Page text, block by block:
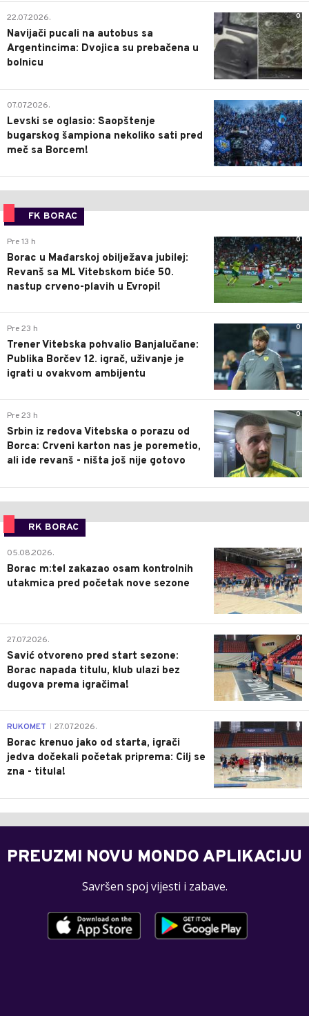
0
22.07.2026.
Navijači pucali na autobus sa
Argentincima: Dvojica su prebačena u
bolnicu
1
07.07.2026.
Levski se oglasio: Saopštenje
bugarskog šampiona nekoliko sati pred
meč sa Borcem!
FK BORAC
0
Pre 13 h
Borac u Mađarskoj obilježava jubilej:
Revanš sa ML Vitebskom biće 50.
nastup crveno-plavih u Evropi!
0
Pre 23 h
Trener Vitebska pohvalio Banjalučane:
Publika Borčev 12. igrač, uživanje je
igrati u ovakvom ambijentu
0
Pre 23 h
Srbin iz redova Vitebska o porazu od
Borca: Crveni karton nas je poremetio,
ali ide revanš - ništa još nije gotovo
RK BORAC
0
05.08.2026.
Borac m:tel zakazao osam kontrolnih
utakmica pred početak nove sezone
0
27.07.2026.
Savić otvoreno pred start sezone:
Borac napada titulu, klub ulazi bez
dugova prema igračima!
0
RUKOMET 27.07.2026.
Borac krenuo jako od starta, igrači
jedva dočekali početak priprema: Cilj se
zna - titula!
PREUZMI NOVU MONDO APLIKACIJU
Savršen spoj vijesti i zabave.